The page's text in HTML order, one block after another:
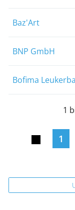
Baz'Art
BNP GmbH
Bofima
1
1